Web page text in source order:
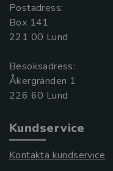
Postadress:
Box 141
221 00 Lund
Besöksadress:
Åkergränden 1
Kundservice
Kontakta kundservice